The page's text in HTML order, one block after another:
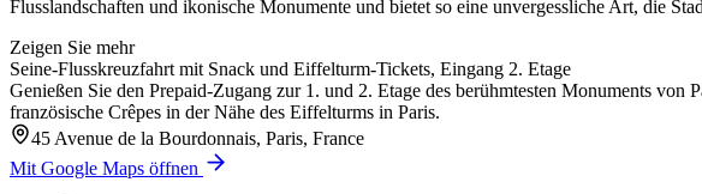
Flusslandschaften und ikonische Monumente und bietet so eine unvergessliche Art, die
Zeigen Sie mehr
Seine-Flusskreuzfahrt mit Snack und Eiffelturm-Tickets, Eingang 2. Etage
Genießen Sie den Prepaid-Zugang zur 1. und 2. Etage des berühmtesten Monuments
französische Crêpes in der Nähe des Eiffelturms in Paris.
45 Avenue de la Bourdonnais, Paris, France
Mit Google Maps öffnen